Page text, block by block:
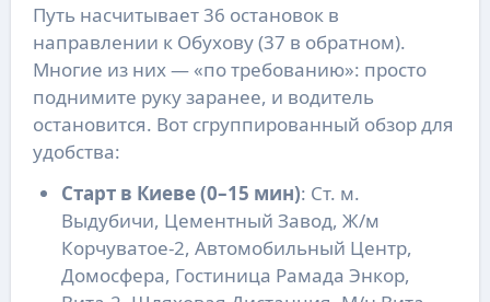
Путь насчитывает 36 остановок в
направлении к Обухову (37 в обратном).
Многие из них — «по требованию»: просто
поднимите руку заранее, и водитель
остановится. Вот сгруппированный обзор для
удобства:
Старт в Киеве (0–15 мин): Ст. м.
Выдубичи, Цементный Завод, Ж/м
Корчуватое-2, Автомобильный Центр,
Домосфера, Гостиница Рамада Энкор,